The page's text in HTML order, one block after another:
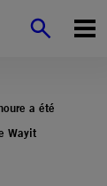
a été
Wayit